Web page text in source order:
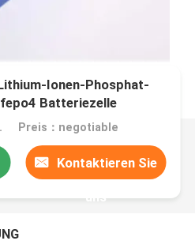
Ionen-Phosphat-
Batteriezelle
Preis：negotiable
Kontaktieren Sie
uns